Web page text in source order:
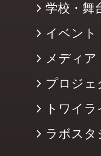
学校・舞
イベント
メディア
プロジェ
トワイ
ラボスタ